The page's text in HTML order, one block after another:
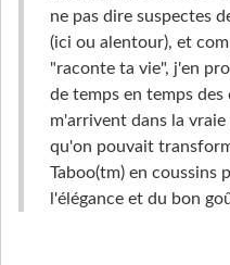
ne pas dire suspectes
(ici ou alentour), et
"raconte ta vie", j'en
de temps en temps
m'arrivent dans la
qu'on pouvait
Taboo(tm) en coussins
l'élégance et du bon